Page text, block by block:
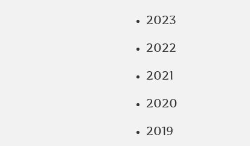
2023
2022
2021
2020
2019